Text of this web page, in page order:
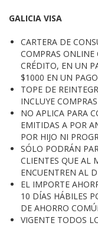
GALICIA VISA
CARTERA DE
COMPRAS ONLINE
CRÉDITO, EN UN
$1000 EN UN
TOPE DE
INCLUYE
NO APLICA PARA
EMITIDAS A POR
POR HIJO NI
SÓLO PODRÁN
CLIENTES QUE AL
ENCUENTREN AL
EL IMPORTE
10 DÍAS HÁBILES
DE AHORRO
VIGENTE TODOS